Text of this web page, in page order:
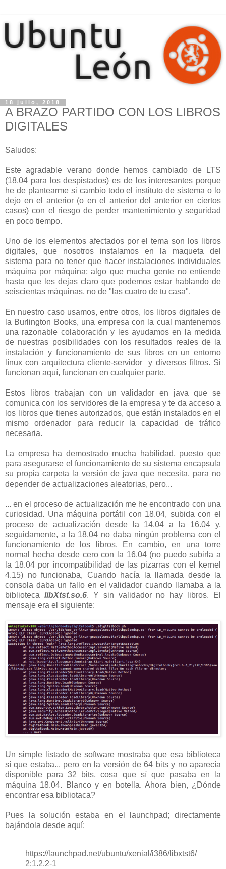
18 julio, 2018
A BRAZO PARTIDO CON LOS LIBROS
DIGITALES
Saludos:
Este agradable verano donde hemos cambiado de LTS
(18.04 para los despistados) es de los interesantes porque
he de plantearme si cambio todo el instituto de sistema o lo
dejo en el anterior (o en el anterior del anterior en ciertos
casos) con el riesgo de perder mantenimiento y seguridad
en poco tiempo.
Uno de los elementos afectados por el tema son los libros
digitales, que nosotros instalamos en la maqueta del
sistema para no tener que hacer instalaciones individuales
máquina por máquina; algo que mucha gente no entiende
hasta que les dejas claro que podemos estar hablando de
seiscientas máquinas, no de "las cuatro de tu casa".
En nuestro caso usamos, entre otros, los libros digitales de
la Burlington Books, una empresa con la cual mantenemos
una razonable colaboración y les ayudamos en la medida
de nuestras posibilidades con los resultados reales de la
instalación y funcionamiento de sus libros en un entorno
línux con arquitectura cliente-servidor y diversos filtros. Si
funcionan aquí, funcionan en cualquier parte.
Estos libros trabajan con un validador en java que se
comunica con los servidores de la empresa y te da acceso a
los libros que tienes autorizados, que están instalados en el
mismo ordenador para reducir la capacidad de tráfico
necesaria.
La empresa ha demostrado mucha habilidad, puesto que
para asegurarse el funcionamiento de su sistema encapsula
su propia carpeta la versión de java que necesita, para no
depender de actualizaciones aleatorias, pero...
... en el proceso de actualización me he encontrado con una
curiosidad. Una máquina portátil con 18.04, subida con el
proceso de actualización desde la 14.04 a la 16.04 y,
seguidamente, a la 18.04 no daba ningún problema con el
funcionamiento de los libros. En cambio, en una torre
normal hecha desde cero con la 16.04 (no puedo subirla a
la 18.04 por incompatibilidad de las pizarras con el kernel
4.15) no funcionaba, Cuando hacía la llamada desde la
consola daba un fallo en el validador cuando llamaba a la
biblioteca libXtst.so.6. Y sin validador no hay libros. El
mensaje era el siguiente:
Un simple listado de software mostraba que esa biblioteca
sí que estaba... pero en la versión de 64 bits y no aparecía
disponible para 32 bits, cosa que sí que pasaba en la
máquina 18.04. Blanco y en botella. Ahora bien, ¿Dónde
encontrar esa bibliotaca?
Pues la solución estaba en el launchpad; directamente
bajándola desde aquí:
https://launchpad.net/ubuntu/xenial/i386/libxtst6/
2:1.2.2-1